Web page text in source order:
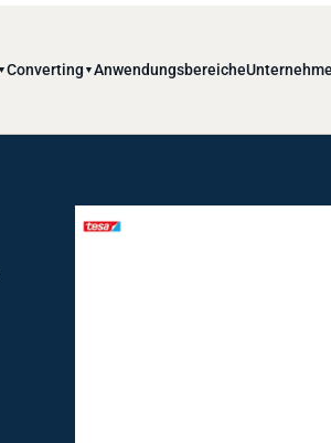
Converting Anwendungsbereiche